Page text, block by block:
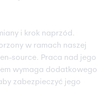
i krok naprzód.
w ramach naszej
source. Praca nad jego
wymaga dodatkowego
zabezpieczyć jego